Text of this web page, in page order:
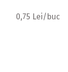
0,75 Lei/buc